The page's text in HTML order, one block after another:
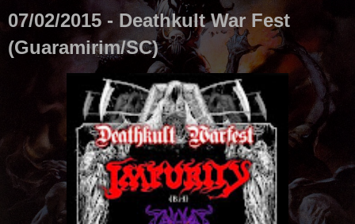
07/02/2015 - Deathkult War Fest
(Guaramirim/SC)